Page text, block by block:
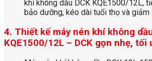
khí không dầu DCK KQE1500/12L,
bảo dưỡng, kéo dài tuổi thọ và giảm
4. Thiết kế máy nén khí không
KQE1500/12L – DCK gọn nhẹ, tối